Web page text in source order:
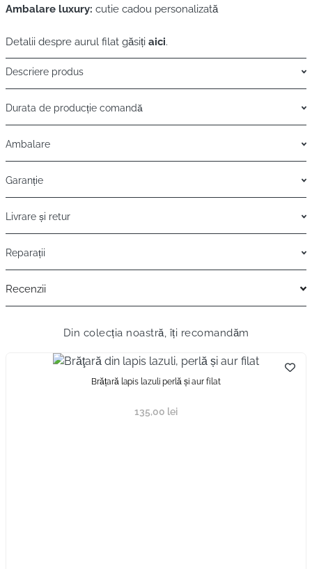
Ambalare luxury: cutie cadou personalizată
Detalii despre aurul filat găsiți aici.
Descriere produs
Durata de producție comandă
Ambalare
Garanție
Livrare și retur
Reparații
Recenzii
Din colecția noastră, îți recomandăm
Brățară lapis lazuli perlă și aur filat
135,00 lei